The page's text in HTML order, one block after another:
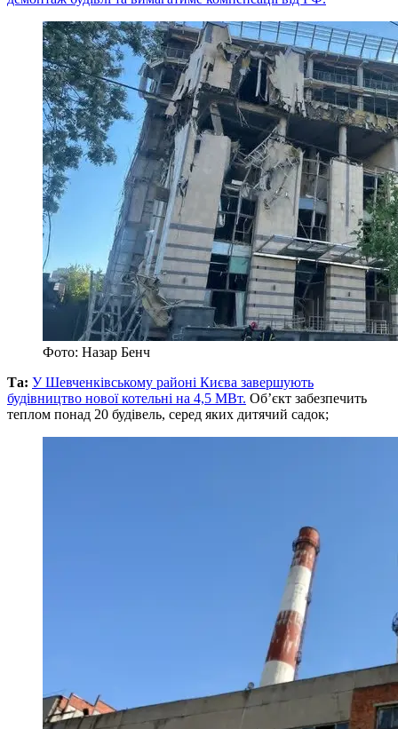
Фото: Назар Бенч
Та: У Шевченківському районі Києва завершують
будівництво нової котельні на 4,5 МВт. Об’єкт забезпечить
теплом понад 20 будівель, серед яких дитячий садок;